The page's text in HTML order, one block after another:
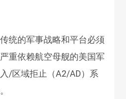
统的军事战略和平台必须
重依赖航空母舰的美国军
/区域拒止（A2/AD）系